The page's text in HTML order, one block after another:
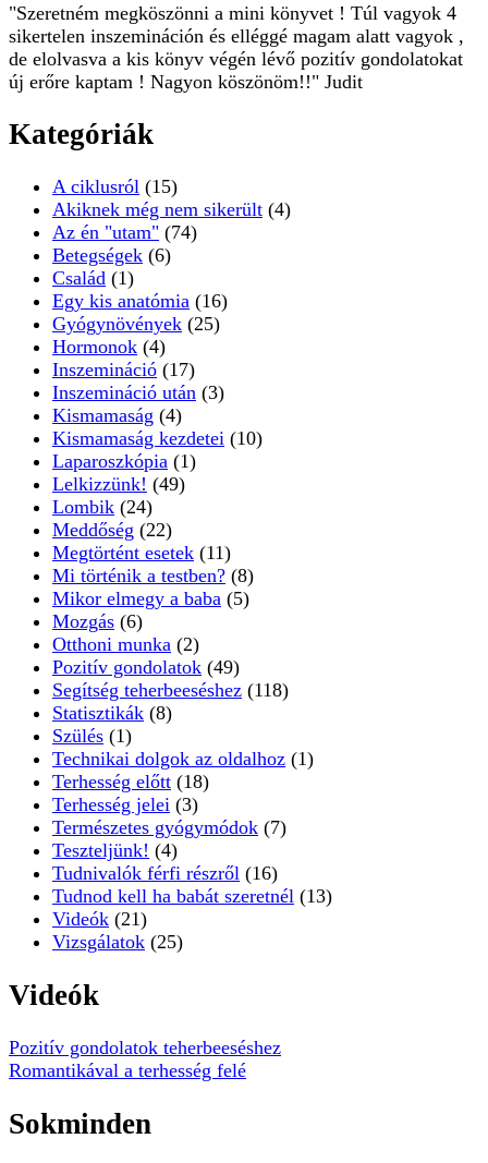
"Szeretném megköszönni a mini könyvet ! Túl vagyok 4
sikertelen inszemináción és elléggé magam alatt vagyok ,
de elolvasva a kis könyv végén lévő pozitív gondolatokat
új erőre kaptam ! Nagyon köszönöm!!" Judit
Kategóriák
A ciklusról (15)
Akiknek még nem sikerült (4)
Az én "utam" (74)
Betegségek (6)
Család (1)
Egy kis anatómia (16)
Gyógynövények (25)
Hormonok (4)
Inszemináció (17)
Inszemináció után (3)
Kismamaság (4)
Kismamaság kezdetei (10)
Laparoszkópia (1)
Lelkizzünk! (49)
Lombik (24)
Meddőség (22)
Megtörtént esetek (11)
Mi történik a testben? (8)
Mikor elmegy a baba (5)
Mozgás (6)
Otthoni munka (2)
Pozitív gondolatok (49)
Segítség teherbeeséshez (118)
Statisztikák (8)
Szülés (1)
Technikai dolgok az oldalhoz (1)
Terhesség előtt (18)
Terhesség jelei (3)
Természetes gyógymódok (7)
Teszteljünk! (4)
Tudnivalók férfi részről (16)
Tudnod kell ha babát szeretnél (13)
Videók (21)
Vizsgálatok (25)
Videók
Pozitív gondolatok teherbeeséshez
Romantikával a terhesség felé
Sokminden